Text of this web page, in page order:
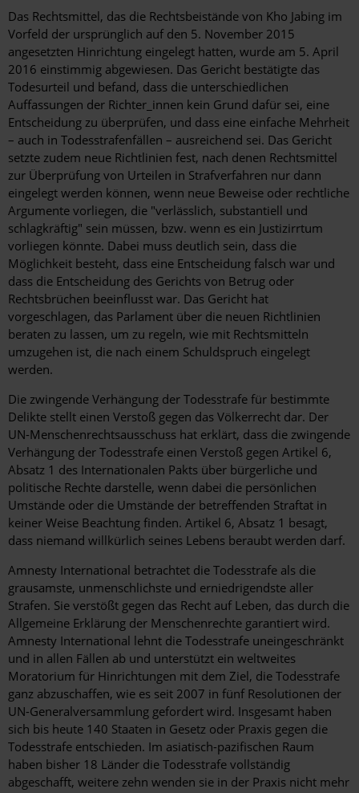
Das Rechtsmittel, das die Rechtsbeistände von Kho Jabing im
Vorfeld der ursprünglich auf den 5. November 2015
angesetzten Hinrichtung eingelegt hatten, wurde am 5. April
2016 einstimmig abgewiesen. Das Gericht bestätigte das
Todesurteil und befand, dass die unterschiedlichen
Auffassungen der Richter_innen kein Grund dafür sei, eine
Entscheidung zu überprüfen, und dass eine einfache Mehrheit
– auch in Todesstrafenfällen – ausreichend sei. Das Gericht
setzte zudem neue Richtlinien fest, nach denen Rechtsmittel
zur Überprüfung von Urteilen in Strafverfahren nur dann
eingelegt werden können, wenn neue Beweise oder rechtliche
Argumente vorliegen, die "verlässlich, substantiell und
schlagkräftig" sein müssen, bzw. wenn es ein Justizirrtum
vorliegen könnte. Dabei muss deutlich sein, dass die
Möglichkeit besteht, dass eine Entscheidung falsch war und
dass die Entscheidung des Gerichts von Betrug oder
Rechtsbrüchen beeinflusst war. Das Gericht hat
vorgeschlagen, das Parlament über die neuen Richtlinien
beraten zu lassen, um zu regeln, wie mit Rechtsmitteln
umzugehen ist, die nach einem Schuldspruch eingelegt
werden.
Die zwingende Verhängung der Todesstrafe für bestimmte
Delikte stellt einen Verstoß gegen das Völkerrecht dar. Der
UN-Menschenrechtsausschuss hat erklärt, dass die zwingende
Verhängung der Todesstrafe einen Verstoß gegen Artikel 6,
Absatz 1 des Internationalen Pakts über bürgerliche und
politische Rechte darstelle, wenn dabei die persönlichen
Umstände oder die Umstände der betreffenden Straftat in
keiner Weise Beachtung finden. Artikel 6, Absatz 1 besagt,
dass niemand willkürlich seines Lebens beraubt werden darf.
Amnesty International betrachtet die Todesstrafe als die
grausamste, unmenschlichste und erniedrigendste aller
Strafen. Sie verstößt gegen das Recht auf Leben, das durch die
Allgemeine Erklärung der Menschenrechte garantiert wird.
Amnesty International lehnt die Todesstrafe uneingeschränkt
und in allen Fällen ab und unterstützt ein weltweites
Moratorium für Hinrichtungen mit dem Ziel, die Todesstrafe
ganz abzuschaffen, wie es seit 2007 in fünf Resolutionen der
UN-Generalversammlung gefordert wird. Insgesamt haben
sich bis heute 140 Staaten in Gesetz oder Praxis gegen die
Todesstrafe entschieden. Im asiatisch-pazifischen Raum
haben bisher 18 Länder die Todesstrafe vollständig
abgeschafft, weitere zehn wenden sie in der Praxis nicht mehr